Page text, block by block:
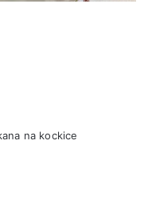
na kockice